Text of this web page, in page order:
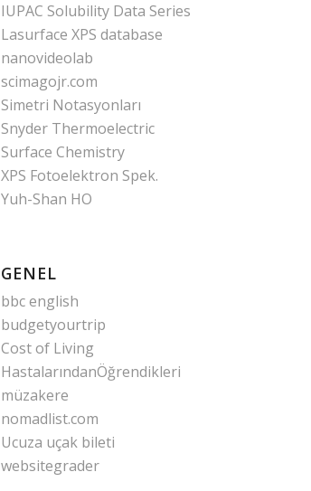
IUPAC Solubility Data Series
Lasurface XPS database
nanovideolab
scimagojr.com
Simetri Notasyonları
Snyder Thermoelectric
Surface Chemistry
XPS Fotoelektron Spek.
Yuh-Shan HO
GENEL
bbc english
budgetyourtrip
Cost of Living
HastalarındanÖğrendikleri
müzakere
nomadlist.com
Ucuza uçak bileti
websitegrader